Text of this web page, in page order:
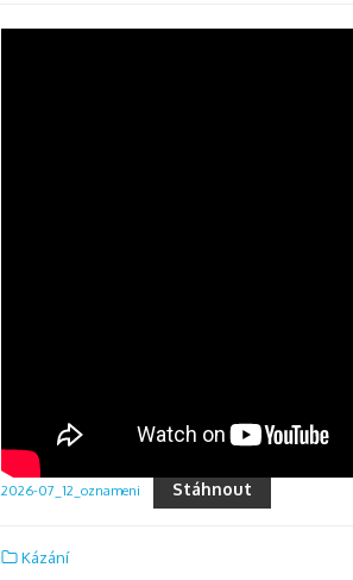
2026-07_12_oznameni Stáhnout
Kázání